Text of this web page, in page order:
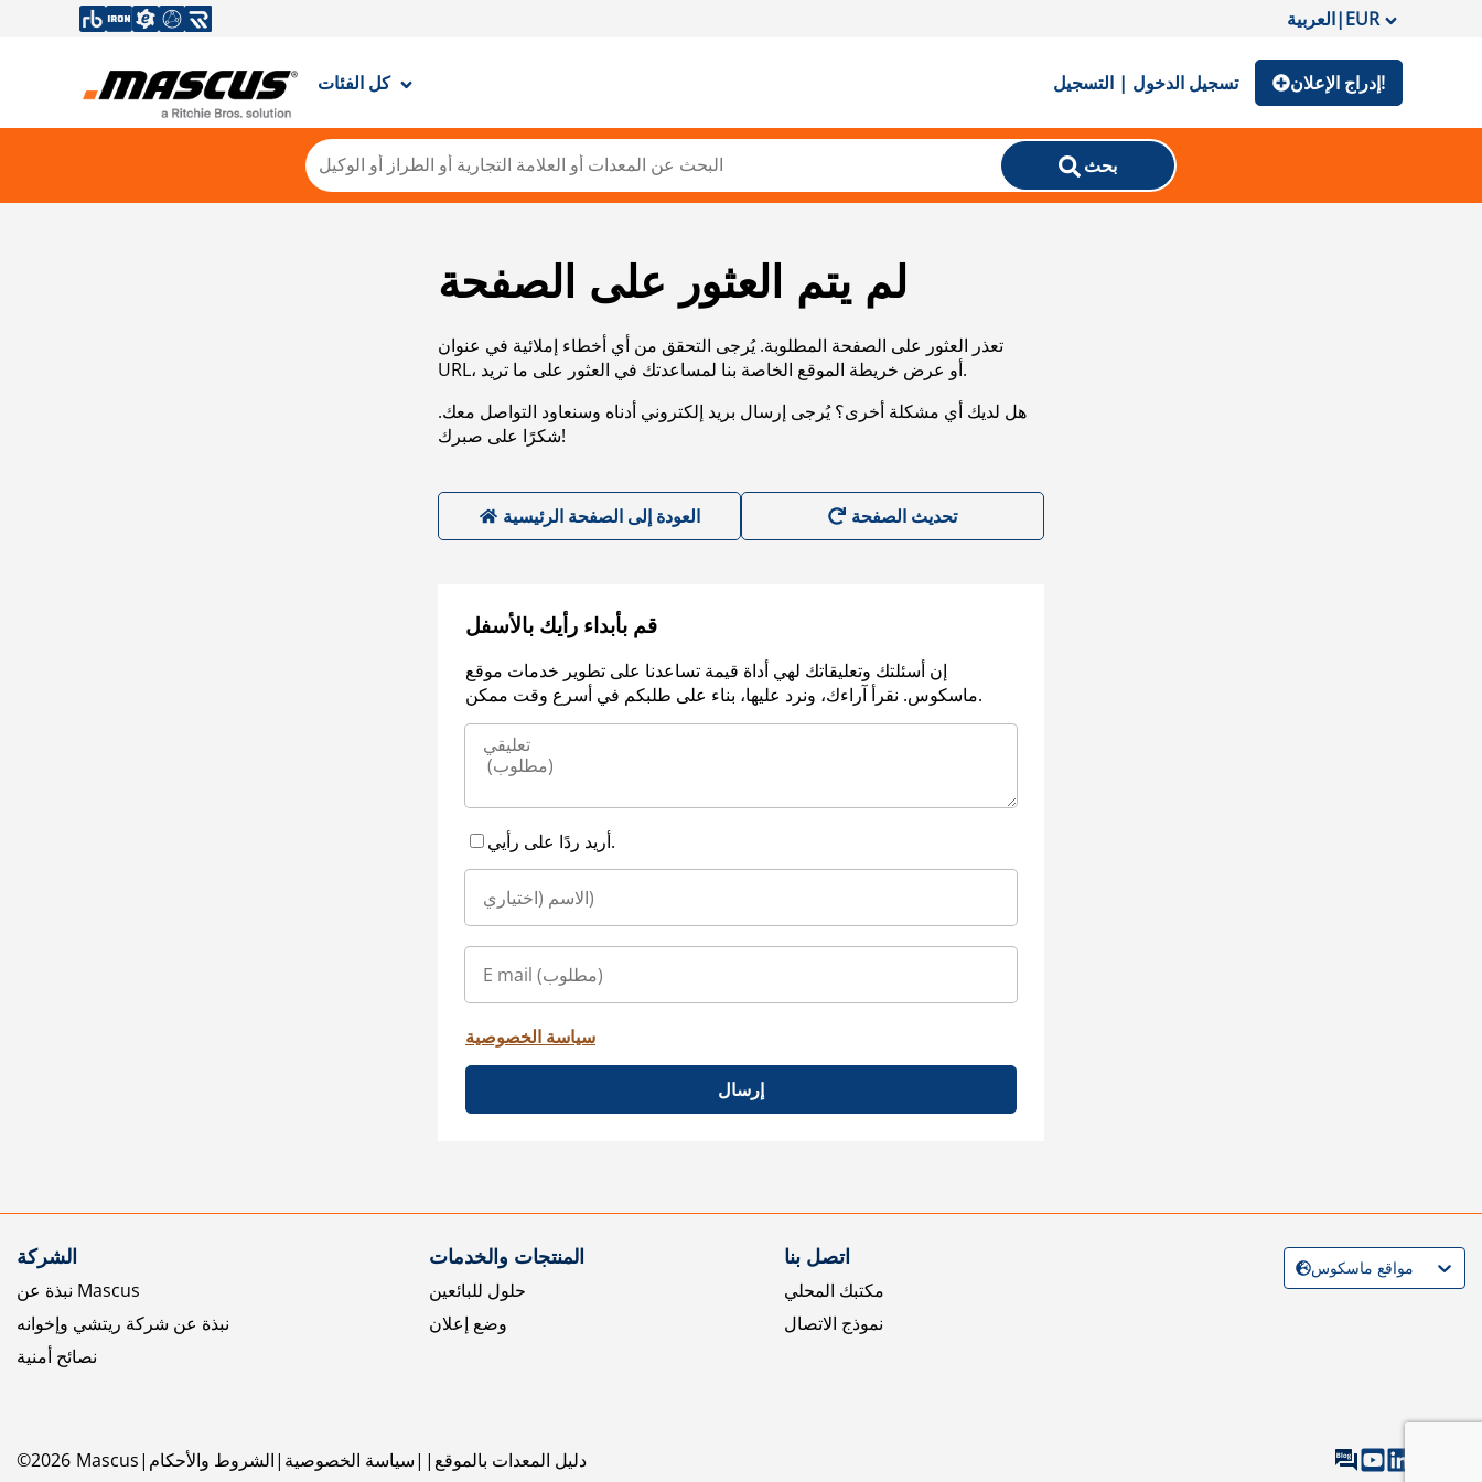
العربية|EUR
كل الفئات تسجيل الدخول | التسجيل إدراج الإعلان!
بحث
لم يتم العثور على الصفحة
تعذر العثور على الصفحة المطلوبة. يُرجى التحقق من أي أخطاء إملائية في عنوان
URL، أو عرض خريطة الموقع الخاصة بنا لمساعدتك في العثور على ما تريد.
هل لديك أي مشكلة أخرى؟ يُرجى إرسال بريد إلكتروني أدناه وسنعاود التواصل معك.
شكرًا على صبرك!
العودة إلى الصفحة الرئيسية
قم بأبداء رأيك بالأسفل
إن أسئلتك وتعليقاتك لهي أداة قيمة تساعدنا على تطوير خدمات موقع
ماسكوس. نقرأ آراءك، ونرد عليها، بناء على طلبكم في أسرع وقت ممكن.
أريد ردًا على رأيي.
سياسة الخصوصية
إرسال
الشركة
نبذة عن Mascus
نبذة عن شركة ريتشي وإخوانه
نصائح أمنية
المنتجات والخدمات
حلول للبائعين
وضع إعلان
اتصل بنا
مكتبك المحلي
نموذج الاتصال
©2026 Mascus الشروط والأحكام سياسة الخصوصية دليل المعدات بالموقع
مواقع ماسكوس